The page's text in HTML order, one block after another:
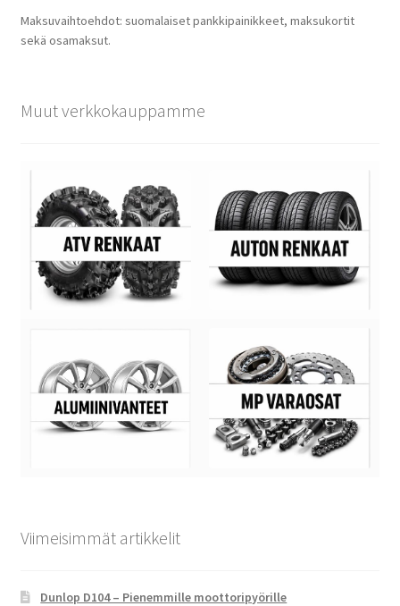
Maksuvaihtoehdot: suomalaiset pankkipainikkeet, maksukortit
sekä osamaksut.
Muut verkkokauppamme
Viimeisimmät artikkelit
Dunlop D104 – Pienemmille moottoripyörille